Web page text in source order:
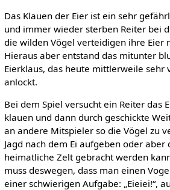
Das Klauen der Eier ist ein sehr
und immer wieder sterben Reiter bei
die wilden Vögel verteidigen ihre Eier
Hieraus aber entstand das mitunter
Eierklaus, das heute mittlerweile sehr
anlockt.
Bei dem Spiel versucht ein Reiter das
klauen und dann durch geschickte
an andere Mitspieler so die Vögel zu
Jagd nach dem Ei aufgeben oder aber
heimatliche Zelt gebracht werden
muss deswegen, dass man einen
einer schwierigen Aufgabe: „Eieiei!“,